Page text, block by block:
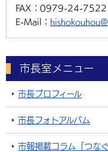
FAX： 0979-24-7522
E-Mail：
市長室メニュー
市長プロフィール
市長フォトアルバム
市報掲載コラム「つなぐ